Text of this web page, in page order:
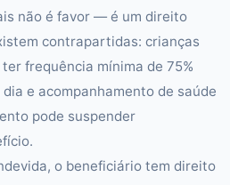
não é favor — é um direito
contrapartidas: crianças
frequência mínima de 75%
e acompanhamento de saúde
pode suspender
o beneficiário tem direito